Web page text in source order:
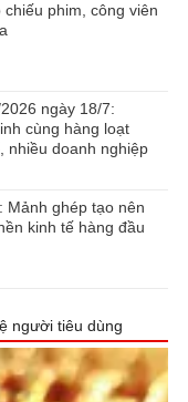
phim, công viên
ngày 18/7:
cùng hàng loạt
nhiều doanh nghiệp
Mảnh ghép tạo nên
kinh tế hàng đầu
người tiêu dùng